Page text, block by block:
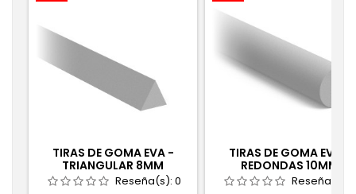
TIRAS DE GOMA EVA -
TRIANGULAR 8MM
Reseña(s): 0
TIRAS DE GOMA EVA -
REDONDAS 10MM
Reseña(s):